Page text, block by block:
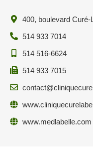
400, boulevard Curé-
514 933 7014
514 516-6624
514 933 7015
www.medlabelle.com